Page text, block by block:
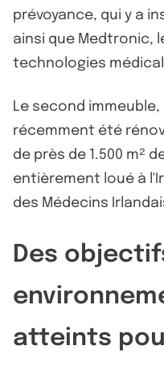
prévoyance, qui y a
ainsi que Medtronic,
technologies
Le second immeuble,
récemment été
de près de 1.500 m²
entièrement loué à
des Médecins
Des
atteints